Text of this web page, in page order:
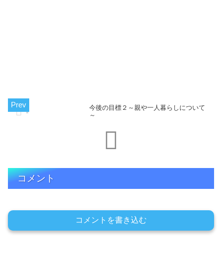
今後の目標２～親や一人暮らしについて
～
コメント
コメントを書き込む